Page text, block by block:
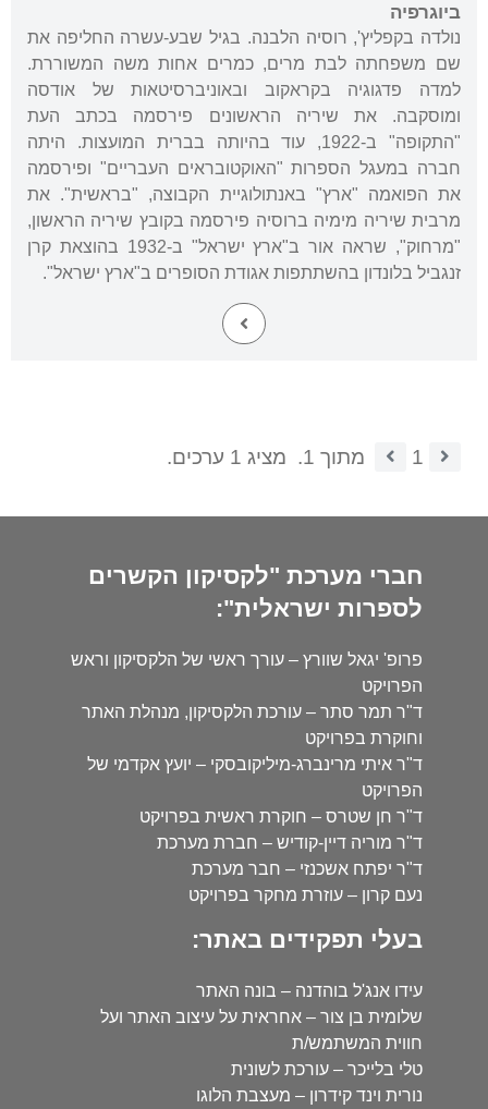
ביוגרפיה
נולדה בקפליץ', רוסיה הלבנה. בגיל שבע-עשרה החליפה את
שם משפחתה לבת מרים, כמרים אחות משה המשוררת.
למדה פדגוגיה בקראקוב ובאוניברסיטאות של אודסה
ומוסקבה. את שיריה הראשונים פירסמה בכתב העת
"התקופה" ב-1922, עוד בהיותה בברית המועצות. היתה
חברה במעגל הספרות "האוקטובראים העבריים" ופירסמה
את הפואמה "ארץ" באנתולוגיית הקבוצה, "בראשית". את
מרבית שיריה מימיה ברוסיה פירסמה בקובץ שיריה הראשון,
"מרחוק", שראה אור ב"ארץ ישראל" ב-1932 בהוצאת קרן
זנגביל בלונדון בהשתתפות אגודת הסופרים ב"ארץ ישראל".
1 מתוך 1. מציג 1 ערכים.
חברי מערכת "לקסיקון הקשרים
לספרות ישראלית":
פרופ' יגאל שוורץ – עורך ראשי של הלקסיקון וראש
הפרויקט
ד"ר תמר סתר – עורכת הלקסיקון, מנהלת האתר
וחוקרת בפרויקט
ד"ר איתי מרינברג-מיליקובסקי – יועץ אקדמי של
הפרויקט
ד"ר חן שטרס – חוקרת ראשית בפרויקט
ד"ר מוריה דיין-קודיש – חברת מערכת
ד"ר יפתח אשכנזי – חבר מערכת
נעם קרון – עוזרת מחקר בפרויקט
בעלי תפקידים באתר:
עידו אנג'ל בוהדנה – בונה האתר
שלומית בן צור – אחראית על עיצוב האתר ועל
חווית המשתמש/ת
טלי בלייכר – עורכת לשונית
נורית וינד קידרון – מעצבת הלוגו